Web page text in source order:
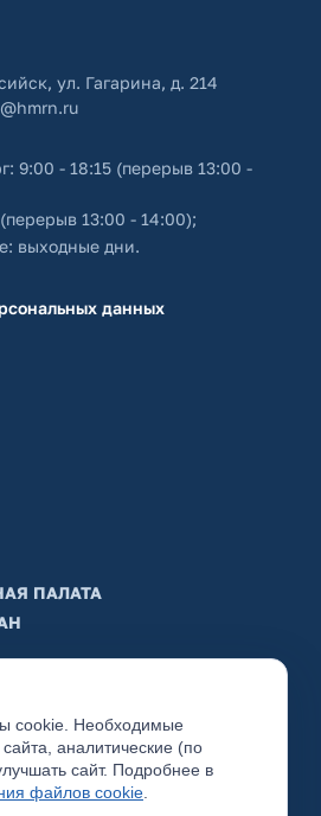
ул. Гагарина, д. 214
9:00 - 18:15 (перерыв 13:00 -
13:00 - 14:00);
выходные дни.
данных
ПАЛАТА
cookie. Необходимые
аналитические (по
сайт. Подробнее в
файлов cookie